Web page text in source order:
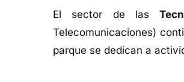
El sector de las
Telecomunicaciones)
parque se dedican a